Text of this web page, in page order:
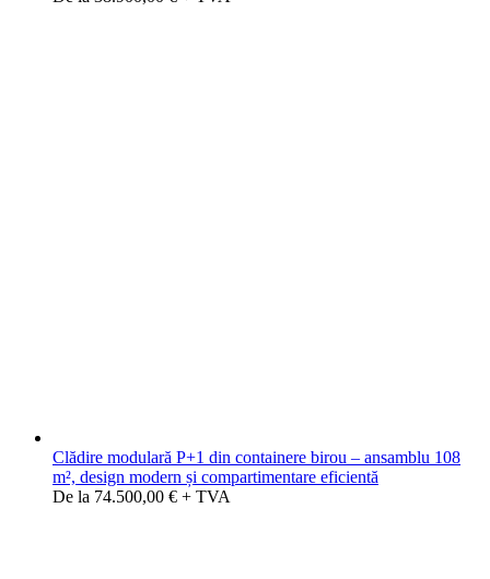
Clădire modulară P+1 din containere birou – ansamblu 108
m², design modern și compartimentare eficientă
De la 74.500,00 € + TVA